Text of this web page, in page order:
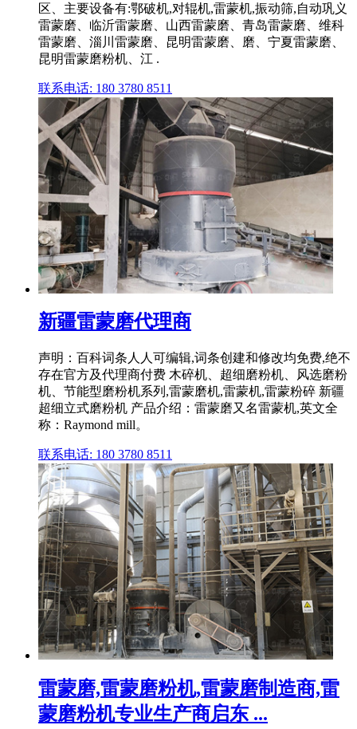
区、主要设备有:鄂破机,对辊机,雷蒙机,振动筛,自动巩义
雷蒙磨、临沂雷蒙磨、山西雷蒙磨、青岛雷蒙磨、维科
雷蒙磨、淄川雷蒙磨、昆明雷蒙磨、磨、宁夏雷蒙磨、
昆明雷蒙磨粉机、江 .
联系电话: 180 3780 8511
新疆雷蒙磨代理商
声明：百科词条人人可编辑,词条创建和修改均免费,绝不
存在官方及代理商付费 木碎机、超细磨粉机、风选磨粉
机、节能型磨粉机系列,雷蒙磨机,雷蒙机,雷蒙粉碎 新疆
超细立式磨粉机 产品介绍：雷蒙磨又名雷蒙机,英文全
称：Raymond mill。
联系电话: 180 3780 8511
雷蒙磨,雷蒙磨粉机,雷蒙磨制造商,雷
蒙磨粉机专业生产商启东 ...